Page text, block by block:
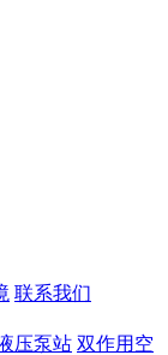
联系我们
压泵站 双作用空